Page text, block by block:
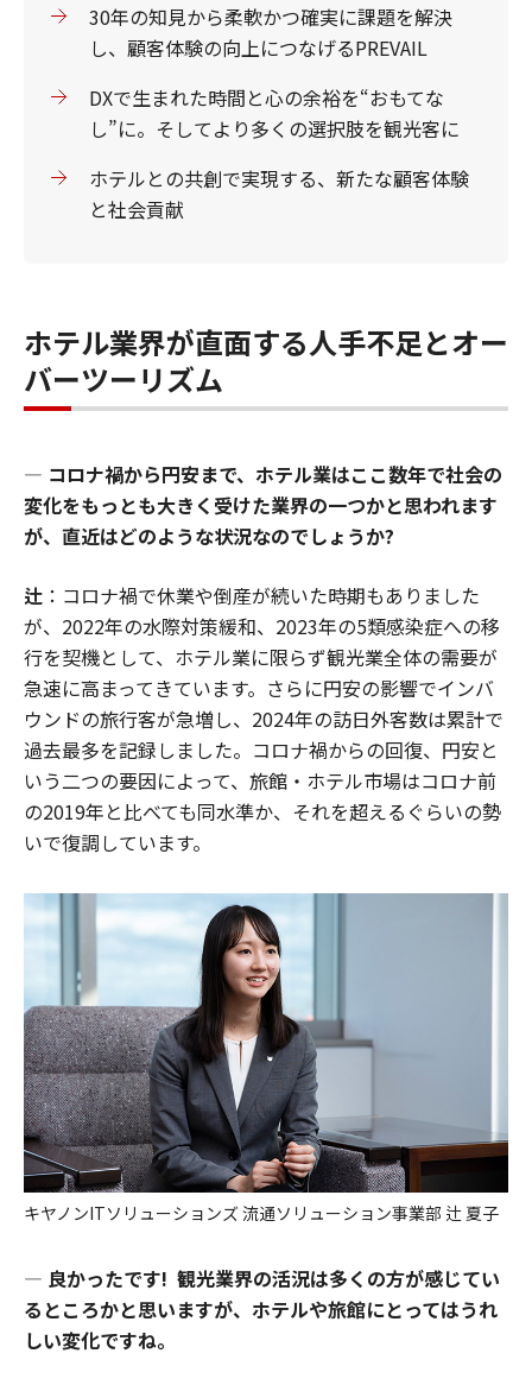
30年の知見から柔軟かつ確実に課題を解決
し、顧客体験の向上につなげるPREVAIL
DXで生まれた時間と心の余裕を“おもてな
し”に。そしてより多くの選択肢を観光客に
ホテルとの共創で実現する、新たな顧客体験
と社会貢献
ホテル業界が直面する人手不足とオー
バーツーリズム
― コロナ禍から円安まで、ホテル業はここ数年で社会の
変化をもっとも大きく受けた業界の一つかと思われます
が、直近はどのような状況なのでしょうか?
辻 ：コロナ禍で休業や倒産が続いた時期もありました
が、2022年の水際対策緩和、2023年の5類感染症への移
行を契機として、ホテル業に限らず観光業全体の需要が
急速に高まってきています。さらに円安の影響でインバ
ウンドの旅行客が急増し、2024年の訪日外客数は累計で
過去最多を記録しました。コロナ禍からの回復、円安と
いう二つの要因によって、旅館・ホテル市場はコロナ前
の2019年と比べても同水準か、それを超えるぐらいの勢
いで復調しています。
キヤノンITソリューションズ 流通ソリューション事業部 辻 夏子
― 良かったです! 観光業界の活況は多くの方が感じてい
るところかと思いますが、ホテルや旅館にとってはうれ
しい変化ですね。